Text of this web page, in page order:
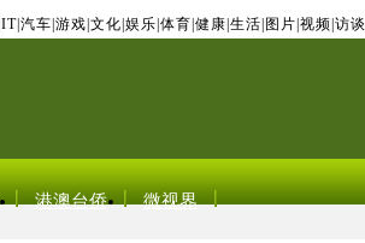
IT| 汽车 游戏 文化 娱乐 体育 健康 生活 图片 视频 访谈
港澳台侨 微视界